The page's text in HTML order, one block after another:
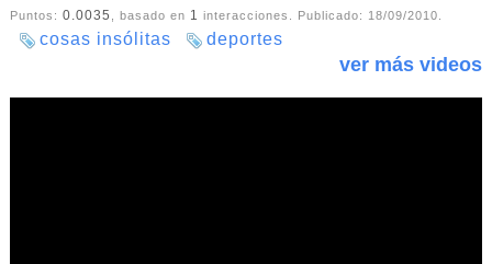
Puntos: 0.0035 , basado en 1 interacciones. Publicado: 18/09/2010.
cosas insólitas deportes
ver más videos